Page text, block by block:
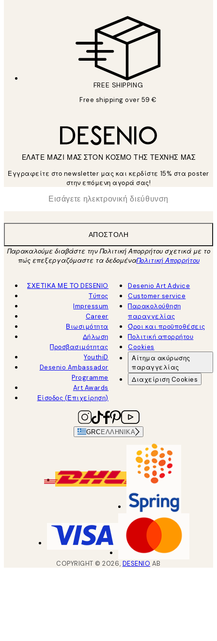
FREE SHIPPING
Free shipping over 59 €
ΕΛΑΤΕ ΜΑΖΙ ΜΑΣ ΣΤΟΝ ΚΟΣΜΟ ΤΗΣ ΤΕΧΝΗΣ ΜΑΣ
Εγγραφείτε στο newsletter μας και κερδίστε 15% στα poster
στην επόμενη αγορά σας!
Ηλεκτρονική Διεύθυνση
ΑΠΟΣΤΟΛΉ
Παρακαλούμε διαβάστε την Πολιτική Απορρήτου σχετικά με το
πώς επεξεργαζόμαστε τα δεδομέναΠολιτική Απορρήτου
ΣΧΕΤΙΚΑ ΜΕ ΤΟ DESENIO
Τύπος
Impressum
Career
Βιωσιμότητα
Δήλωση
Προσβασιμότητας
YouthiD
Desenio Ambassador
Programme
Art Awards
Είσοδος (Επιχείρηση)
Desenio Art Advice
Customer service
Παρακολούθηση
παραγγελίας
Όροι και προϋποθέσεις
Πολιτική απορρήτου
Cookies
Αίτημα ακύρωσης
παραγγελίας
Διαχείριση Cookies
GRCΕΛΛΗΝΙΚΆ
COPYRIGHT ©2026, DESENIO AB